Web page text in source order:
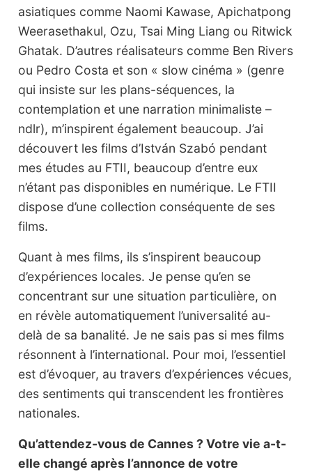
asiatiques comme Naomi Kawase, Apichatpong
Weerasethakul, Ozu, Tsai Ming Liang ou Ritwick
Ghatak. D’autres réalisateurs comme Ben Rivers
ou Pedro Costa et son « slow cinéma » (genre
qui insiste sur les plans-séquences, la
contemplation et une narration minimaliste –
ndlr), m’inspirent également beaucoup. J’ai
découvert les films d’István Szabó pendant
mes études au FTII, beaucoup d’entre eux
n’étant pas disponibles en numérique. Le FTII
dispose d’une collection conséquente de ses
films.
Quant à mes films, ils s’inspirent beaucoup
d’expériences locales. Je pense qu’en se
concentrant sur une situation particulière, on
en révèle automatiquement l’universalité au-
delà de sa banalité. Je ne sais pas si mes films
résonnent à l’international. Pour moi, l’essentiel
est d’évoquer, au travers d’expériences vécues,
des sentiments qui transcendent les frontières
nationales.
Qu’attendez-vous de Cannes ? Votre vie a-t-
elle changé après l’annonce de votre